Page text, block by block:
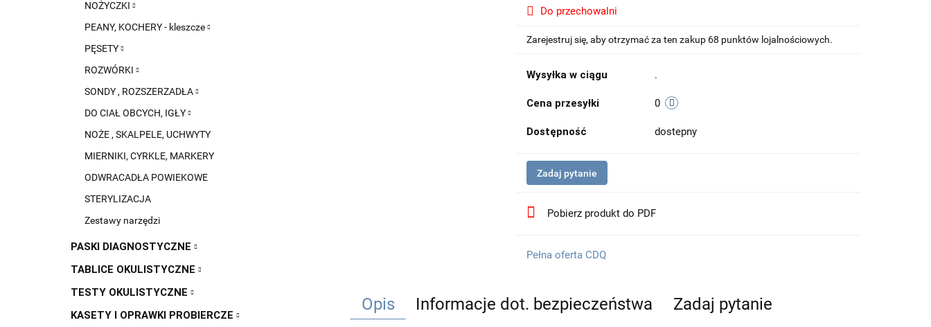
NOŻYCZKI
PEANY, KOCHERY - kleszcze
PĘSETY
ROZWÓRKI
SONDY , ROZSZERZADŁA
DO CIAŁ OBCYCH, IGŁY
NOŻE , SKALPELE, UCHWYTY
MIERNIKI, CYRKLE, MARKERY
ODWRACADŁA POWIEKOWE
STERYLIZACJA
Zestawy narzędzi
PASKI DIAGNOSTYCZNE
TABLICE OKULISTYCZNE
TESTY OKULISTYCZNE
KASETY I OPRAWKI PROBIERCZE
Do przechowalni
Zarejestruj się, aby otrzymać za ten zakup 68 punktów lojalnościowych.
Wysyłka w ciągu .
Cena przesyłki 0
Dostępność dostepny
Zadaj pytanie
Pobierz produkt do PDF
Pełna oferta CDQ
Opis Informacje dot. bezpieczeństwa Zadaj pytanie